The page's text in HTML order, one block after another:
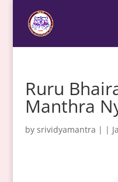
Ruru
Manthra
by srividyamantra | |